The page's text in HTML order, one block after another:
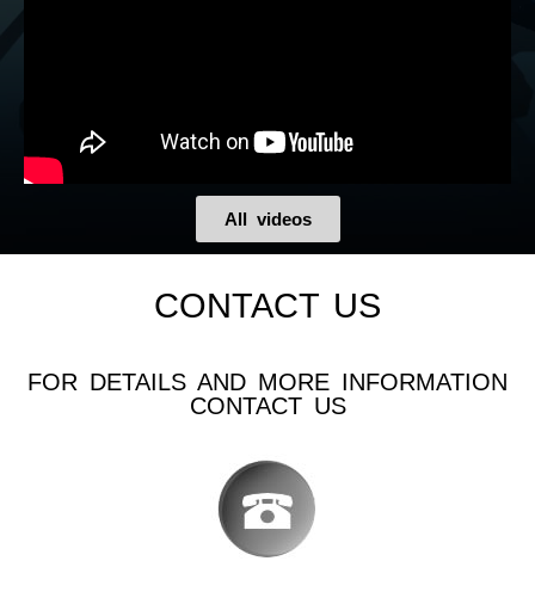
All videos
CONTACT US
FOR DETAILS AND MORE INFORMATION
CONTACT US